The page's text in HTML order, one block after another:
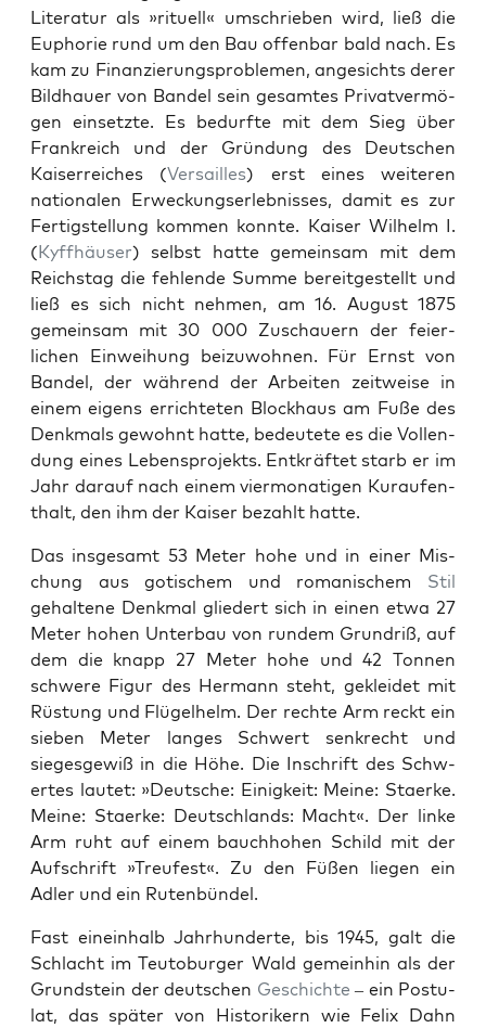
Lit­er­atur als »rit­uell« umschrieben wird, ließ die
Euphorie rund um den Bau offen­bar bald nach. Es
kam zu Finanzierung­sprob­le­men, angesichts der­er
Bild­hauer von Ban­del sein gesamtes Pri­vatver­mö­
gen ein­set­zte. Es bedurfte mit dem Sieg über
Frankre­ich und der Grün­dung des Deutschen
Kaiser­re­ich­es (Ver­sailles) erst eines weit­eren
nationalen Erweck­ungser­leb­niss­es, damit es zur
Fer­tig­stel­lung kom­men kon­nte. Kaiser Wil­helm I.
(Kyffhäuser) selb­st hat­te gemein­sam mit dem
Reich­stag die fehlende Summe bere­it­gestellt und
ließ es sich nicht nehmen, am 16. August 1875
gemein­sam mit 30 000 Zuschauern der feier­
lichen Ein­wei­hung beizu­wohnen. Für Ernst von
Ban­del, der während der Arbeit­en zeitweise in
einem eigens errichteten Block­haus am Fuße des
Denkmals gewohnt hat­te, bedeutete es die Vol­len­
dung eines Leben­spro­jek­ts. Entkräftet starb er im
Jahr darauf nach einem vier­monati­gen Kuraufen­
thalt, den ihm der Kaiser bezahlt hat­te.
Das ins­ge­samt 53 Meter hohe und in ein­er Mis­
chung aus gotis­chem und roman­is­chem Stil
gehal­tene Denkmal gliedert sich in einen etwa 27
Meter hohen Unter­bau von run­dem Grun­driß, auf
dem die knapp 27 Meter hohe und 42 Ton­nen
schwere Fig­ur des Her­mann ste­ht, gek­lei­det mit
Rüs­tung und Flügel­helm. Der rechte Arm reckt ein
sieben Meter langes Schw­ert senkrecht und
sieges­gewiß in die Höhe. Die Inschrift des Schw­
ertes lautet: »Deutsche: Einigkeit: Meine: Staerke.
Meine: Staerke: Deutsch­lands: Macht«. Der linke
Arm ruht auf einem bauch­ho­hen Schild mit der
Auf­schrift »Treufest«. Zu den Füßen liegen ein
Adler und ein Ruten­bün­del.
Fast einein­halb Jahrhun­derte, bis 1945, galt die
Schlacht im Teu­to­burg­er Wald gemein­hin als der
Grund­stein der deutschen Geschichte – ein Pos­tu­
lat, das später von His­torik­ern wie Felix Dahn